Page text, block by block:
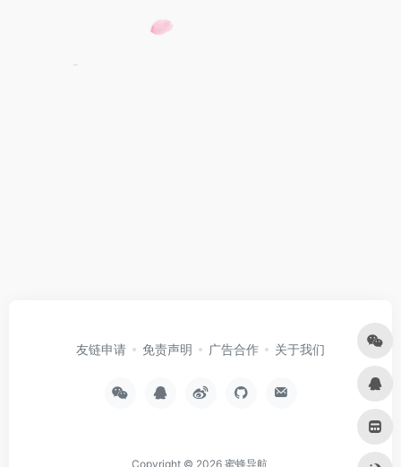
友链申请 免责声明 广告合作 关于我们
Copyright © 2026 蜜蜂导航